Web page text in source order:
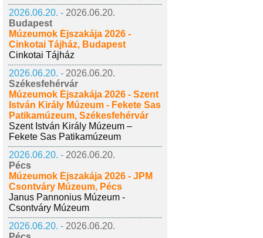
2026.06.20. - 2026.06.20.
Budapest
Múzeumok Éjszakája 2026 -
Cinkotai Tájház, Budapest
Cinkotai Tájház
2026.06.20. - 2026.06.20.
Székesfehérvár
Múzeumok Éjszakája 2026 - Szent
István Király Múzeum - Fekete Sas
Patikamúzeum, Székesfehérvár
Szent István Király Múzeum –
Fekete Sas Patikamúzeum
2026.06.20. - 2026.06.20.
Pécs
Múzeumok Éjszakája 2026 - JPM
Csontváry Múzeum, Pécs
Janus Pannonius Múzeum -
Csontváry Múzeum
2026.06.20. - 2026.06.20.